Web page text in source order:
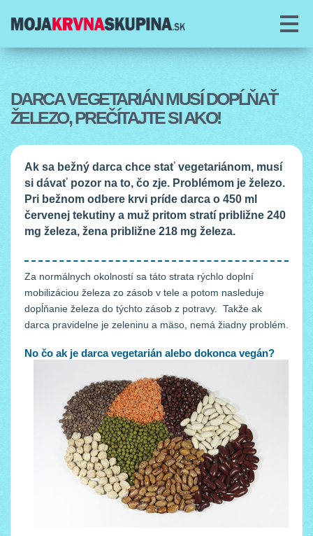
O KRVI
DAROVANIE KRVI
ČLÁNKY
COOKIES
DARCA VEGETARIÁN MUSÍ DOPĹŇAŤ
ŽELEZO, PREČÍTAJTE SI AKO!
Ak sa bežný darca chce stať vegetariánom, musí
si dávať pozor na to, čo zje. Problémom je železo.
Pri bežnom odbere krvi príde darca o 450 ml
červenej tekutiny a muž pritom stratí približne 240
mg železa, žena približne 218 mg železa.
Za normálnych okolností sa táto strata rýchlo doplní
mobilizáciou železa zo zásob v tele a potom nasleduje
dopĺňanie železa do týchto zásob z potravy. Takže ak
darca pravidelne je zeleninu a mäso, nemá žiadny problém.
No čo ak je darca vegetarián alebo dokonca vegán?